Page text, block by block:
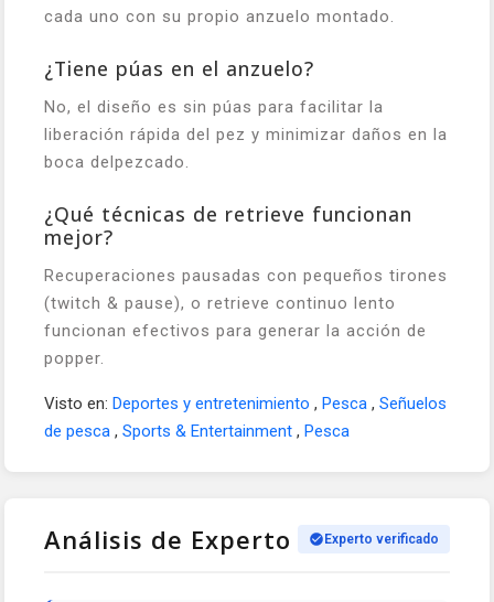
cada uno con su propio anzuelo montado.
¿Tiene púas en el anzuelo?
No, el diseño es sin púas para facilitar la
liberación rápida del pez y minimizar daños en la
boca delpezcado.
¿Qué técnicas de retrieve funcionan
mejor?
Recuperaciones pausadas con pequeños tirones
(twitch & pause), o retrieve continuo lento
funcionan efectivos para generar la acción de
popper.
Visto en: Deportes y entretenimiento , Pesca , Señuelos
de pesca , Sports & Entertainment , Pesca
Análisis de Experto Experto verificado